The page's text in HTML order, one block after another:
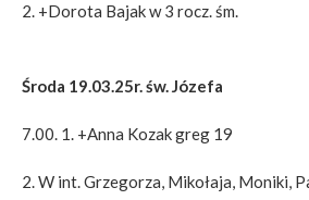
2. +Dorota Bajak w 3 rocz. śm.
Środa 19.03.25r. św. Józefa
7.00. 1. +Anna Kozak greg 19
2. W int. Grzegorza, Mikołaja, Moniki,